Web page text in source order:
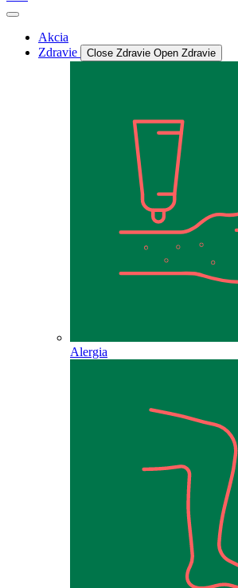
Akcia
Zdravie
Close Zdravie Open Zdravie
Alergia